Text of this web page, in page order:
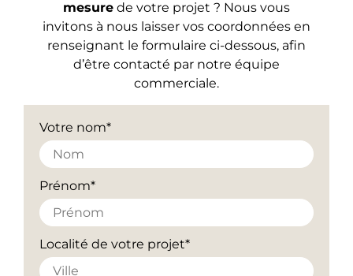
mesure de votre projet ? Nous vous
invitons à nous laisser vos coordonnées en
renseignant le formulaire ci-dessous, afin
d’être contacté par notre équipe
commerciale.
Votre nom*
Prénom*
Localité de votre projet*